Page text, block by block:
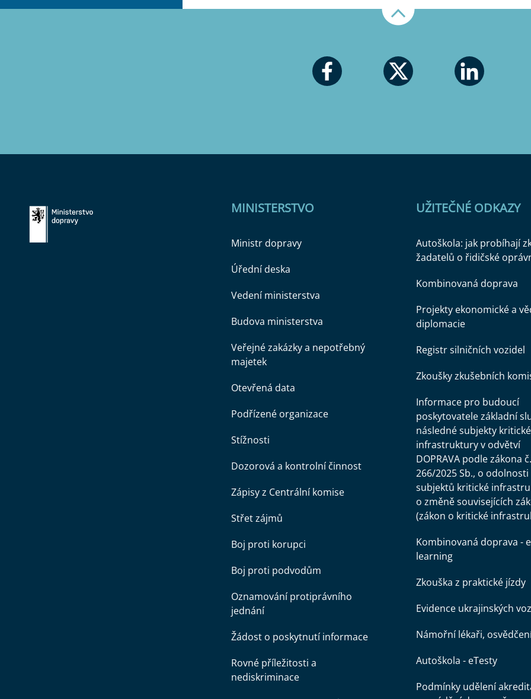
MINISTERSTVO
Ministr dopravy
Úřední deska
Vedení ministerstva
Budova ministerstva
Veřejné zakázky a nepotřebný
majetek
Otevřená data
Podřízené organizace
Stížnosti
Dozorová a kontrolní činnost
Zápisy z Centrální komise
Střet zájmů
Boj proti korupci
Boj proti podvodům
Oznamování protiprávního
jednání
Žádost o poskytnutí informace
Rovné příležitosti a
nediskriminace
UŽITEČNÉ ODKAZY
Autoškola: jak probíhají
žadatelů o řidičské
Kombinovaná doprava
Projekty ekonomické a
diplomacie
Registr silničních vozidel
Zkoušky zkušebních
Informace pro budoucí
poskytovatele základní
následné subjekty kritické
infrastruktury v odvětví
DOPRAVA podle zákona č.
266/2025 Sb., o odolnosti
subjektů kritické
o změně souvisejících
(zákon o kritické
Kombinovaná doprava -
learning
Zkouška z praktické jízdy
Evidence ukrajinských
Námořní lékaři,
Autoškola - eTesty
Podmínky udělení